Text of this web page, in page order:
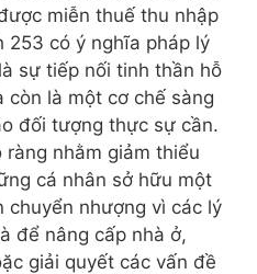
miễn thuế thu nhập
253 có ý nghĩa pháp lý
sự tiếp nối tinh thần hỗ
là một cơ chế sàng
đối tượng thực sự cần.
nhằm giảm thiểu
cá nhân sở hữu một
chuyển nhượng vì các lý
để nâng cấp nhà ở,
giải quyết các vấn đề